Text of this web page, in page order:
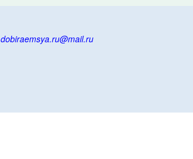
dobiraemsya.ru@mail.ru